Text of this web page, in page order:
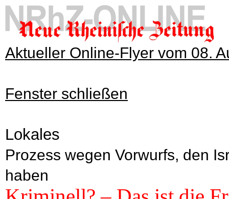
Aktueller Online-Flyer vom 08.
Fenster schließen
Lokales
Prozess wegen Vorwurfs, den
haben